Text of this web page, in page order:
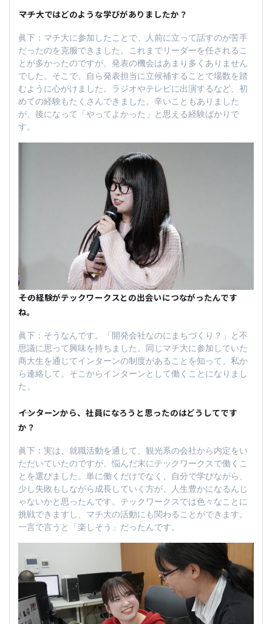
――マチ大ではどのような学びがありましたか？
眞下：マチ大に参加したことで、人前に立って話すのが苦手
だったのを克服できました。これまでリーダーを任されるこ
とが多かったのですが、発表の機会はあまり多くありません
でした。そこで、自ら発表担当に立候補することで場数を踏
むように心がけました。ラジオやテレビに出演するなど、初
めての経験もたくさんできました。辛いこともありました
が、後になって「やってよかった」と思える経験ばかりで
す。
――その経験がテックワークスとの出会いにつながったんです
ね。
眞下：そうなんです。「開発会社なのにまちづくり？」と不
思議に思って興味を持ちました。同じマチ大に参加していた
商大生を通じてインターンの制度があることを知って、私か
ら連絡して。そこからインターンとして働くことになりまし
た。
――インターンから、社員になろうと思ったのはどうしてです
か？
眞下：実は、就職活動を通して、観光系の会社から内定をい
ただいていたのですが、悩んだ末にテックワークスで働くこ
とを選びました。単に働くだけでなく、自分で学びながら、
少し失敗もしながら成長していく方が、人生豊かになるんじ
ゃないかと思ったんです。テックワークスでは色々なことに
挑戦できますし、マチ大の活動にも関わることができます。
一言で言うと「楽しそう」だったんです。